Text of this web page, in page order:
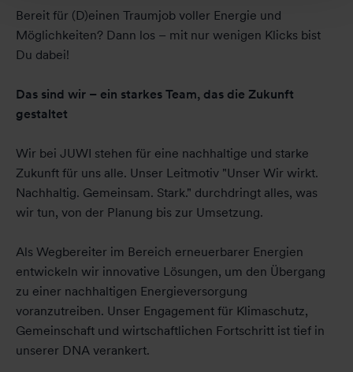
Bereit für (D)einen Traumjob voller Energie und
Möglichkeiten? Dann los – mit nur wenigen Klicks bist
Du dabei!
Das sind wir – ein starkes Team, das die Zukunft
gestaltet
Wir bei JUWI stehen für eine nachhaltige und starke
Zukunft für uns alle. Unser Leitmotiv "Unser Wir wirkt.
Nachhaltig. Gemeinsam. Stark." durchdringt alles, was
wir tun, von der Planung bis zur Umsetzung.
Als Wegbereiter im Bereich erneuerbarer Energien
entwickeln wir innovative Lösungen, um den Übergang
zu einer nachhaltigen Energieversorgung
voranzutreiben. Unser Engagement für Klimaschutz,
Gemeinschaft und wirtschaftlichen Fortschritt ist tief in
unserer DNA verankert.